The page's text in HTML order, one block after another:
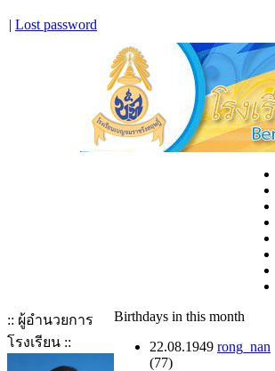
| Lost password
:: ผู้อำนวยการ
โรงเรียน ::
Birthdays in this month
22.08.1949 rong_nan
(77)